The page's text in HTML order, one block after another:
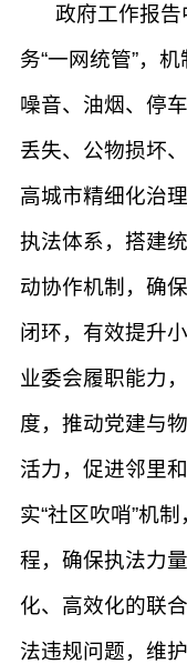
政府工作报
务“一网统管”，
噪音、油烟、停
丢失、公物损坏
高城市精细化治
执法体系，搭建
动协作机制，确
闭环，有效提升
业委会履职能力
度，推动党建与
活力，促进邻里
实“社区吹哨”机
程，确保执法力
化、高效化的联
法违规问题，维